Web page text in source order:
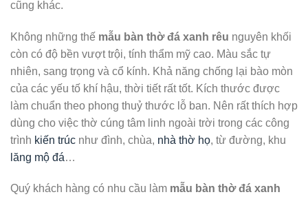
cũng khác.
Không những thế mẫu bàn thờ đá xanh rêu nguyên khối
còn có độ bền vượt trội, tính thẩm mỹ cao. Màu sắc tự
nhiên, sang trọng và cổ kính. Khả năng chống lại bào mòn
của các yếu tố khí hậu, thời tiết rất tốt. Kích thước được
làm chuẩn theo phong thuỷ thước lỗ ban. Nên rất thích hợp
dùng cho việc thờ cúng tâm linh ngoài trời trong các công
trình kiến trúc như đình, chùa, nhà thờ họ, từ đường, khu
lăng mộ đá…
Quý khách hàng có nhu cầu làm mẫu bàn thờ đá xanh